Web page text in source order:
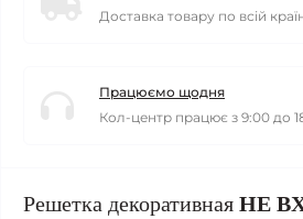
Доставка товару по всій
Працюємо щодня
Кол-центр працює з 9:00 до
Решетка декоративная НЕ